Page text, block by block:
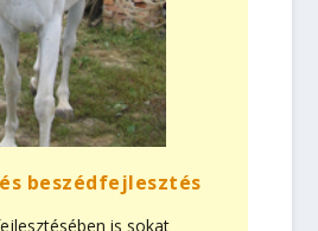
beszédfejlesztés
is sokat